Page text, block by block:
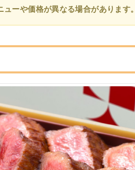
ーや価格が異なる場合があります。